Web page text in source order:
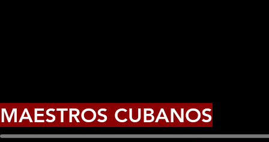
MAESTROS CUBANOS